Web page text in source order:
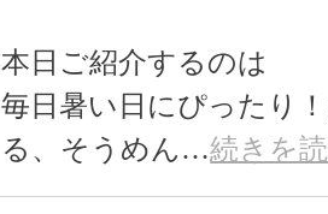
本日ご紹介するのは
毎日暑い日にぴったり
る、そうめん…続きを